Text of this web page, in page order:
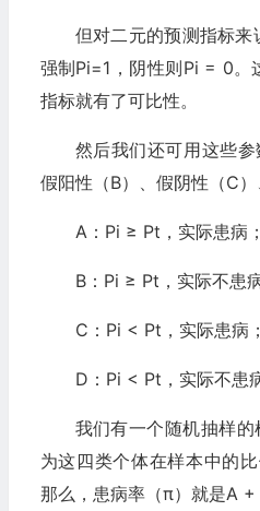
但对二元的预测指标
强制Pi=1，阴性则Pi = 0。
指标就有了可比性。
然后我们还可用这些参
假阳性（B）、假阴性（C
A：Pi ≥ Pt，实际患病；
B：Pi ≥ Pt，实际不患
C：Pi < Pt，实际患病；
D：Pi < Pt，实际不患病
我们有一个随机抽样
为这四类个体在样本中的
那么，患病率（π）就是A +